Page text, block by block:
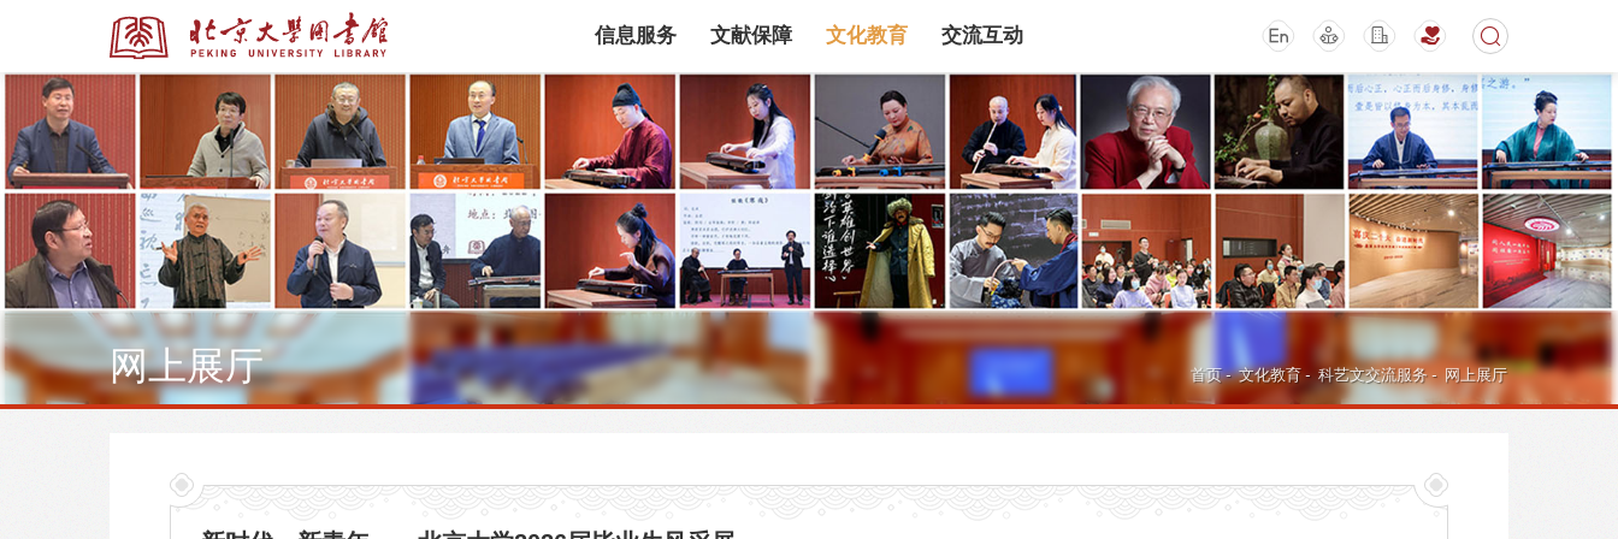
全部资源
全部资源 馆藏目录 论文、书、报告 数据库 电子图书和电子期刊
多媒体资源 机构知识库 馆际互借
馆藏目录检索 论文、书刊、报告检索
信息服务 文献保障 文化教育 交流互动
首页 - 文化教育 - 科艺文交流服务 - 网上展厅
网上展厅